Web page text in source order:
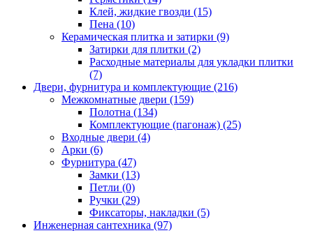
Клей, жидкие гвозди (15)
Пена (10)
Керамическая плитка и затирки (9)
Затирки для плитки (2)
Расходные материалы для укладки плитки
(7)
Двери, фурнитура и комплектующие (216)
Межкомнатные двери (159)
Полотна (134)
Комплектующие (пагонаж) (25)
Входные двери (4)
Арки (6)
Фурнитура (47)
Замки (13)
Петли (0)
Ручки (29)
Фиксаторы, накладки (5)
Инженерная сантехника (97)